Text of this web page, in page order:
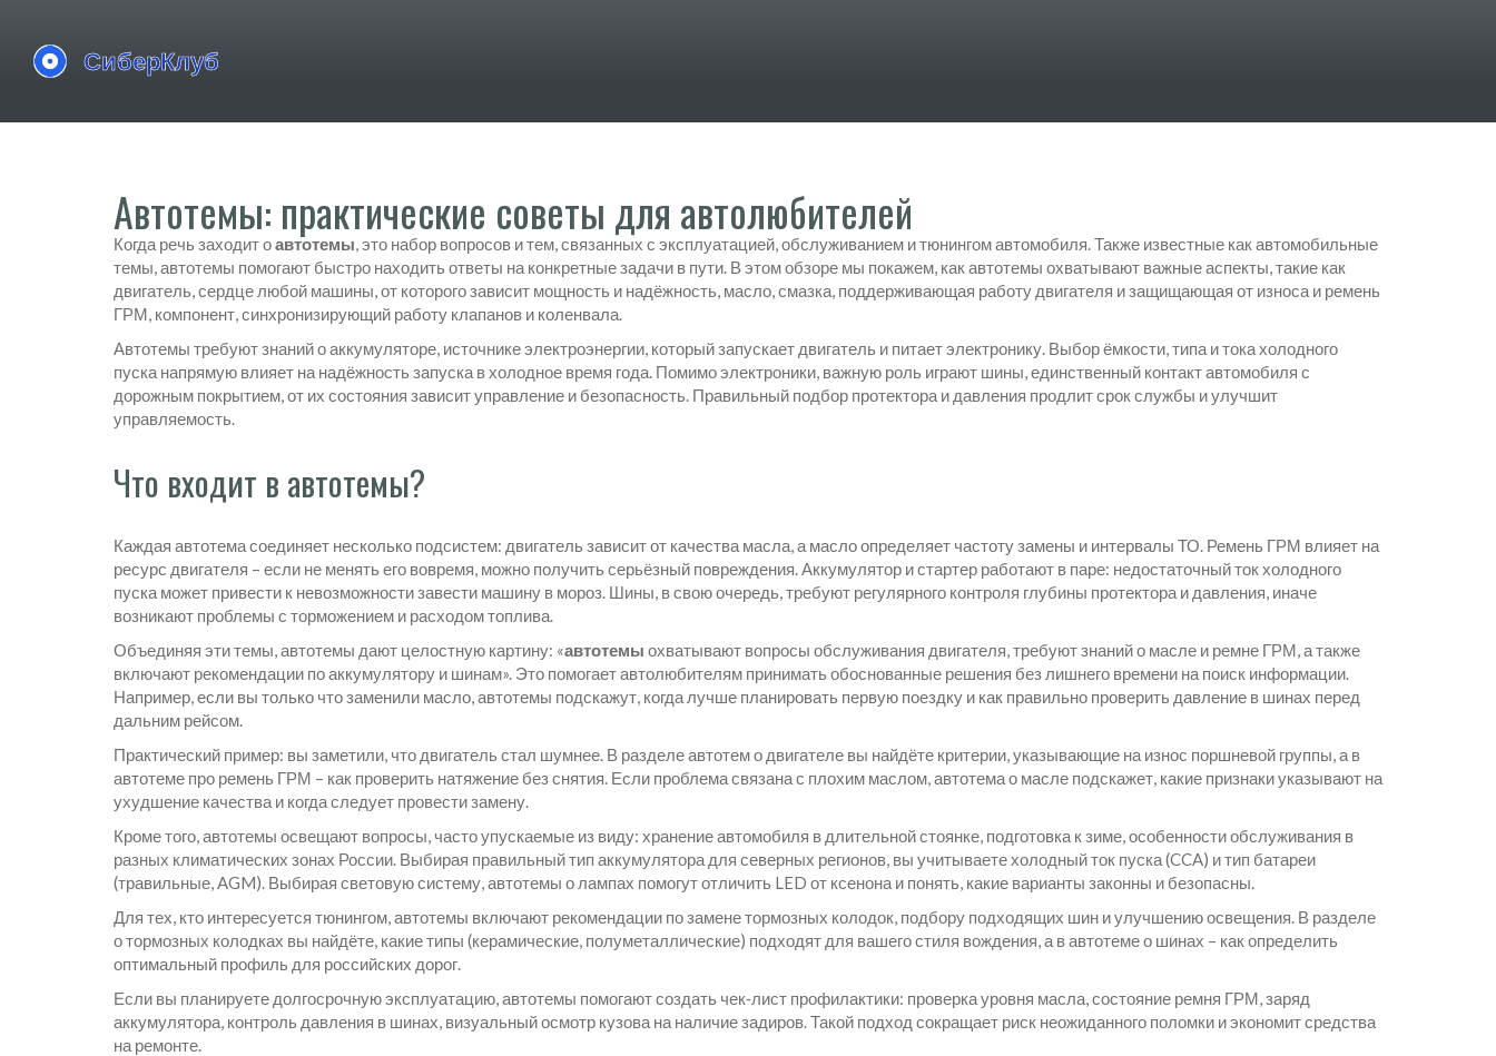
Автотемы: практические советы для автолюбителей
Когда речь заходит оавтотемы,это набор вопросов и тем, связанных с эксплуатацией, обслуживанием и тюнингом автомобиля. Также известные какавтомобильные
темы, автотемы помогают быстро находить ответы на конкретные задачи в пути. В этом обзоре мы покажем, как автотемы охватывают важные аспекты, такие как
двигатель,сердце любой машины, от которого зависит мощность и надёжность, масло,смазка, поддерживающая работу двигателя и защищающая от износа и ремень
ГРМ, компонент, синхронизирующий работу клапанов и коленвала.
Автотемы требуют знаний оаккумуляторе, источнике электроэнергии, который запускает двигатель и питает электронику. Выбор ёмкости, типа и тока холодного
пуска напрямую влияет на надёжность запуска в холодное время года. Помимо электроники, важную роль играют шины,единственный контакт автомобиля с
дорожным покрытием, от их состояния зависит управление и безопасность. Правильный подбор протектора и давления продлит срок службы и улучшит
управляемость.
Что входит в автотемы?
Каждая автотема соединяет несколько подсистем: двигатель зависит от качества масла, а масло определяет частоту замены и интервалы ТО. Ремень ГРМ влияет на
ресурс двигателя – если не менять его вовремя, можно получить серьёзный повреждения. Аккумулятор и стартер работают в паре: недостаточный ток холодного
пуска может привести к невозможности завести машину в мороз. Шины, в свою очередь, требуют регулярного контроля глубины протектора и давления, иначе
возникают проблемы с торможением и расходом топлива.
Объединяя эти темы, автотемы дают целостную картину: «автотемы охватывают вопросы обслуживания двигателя, требуют знаний о масле и ремне ГРМ, а также
включают рекомендации по аккумулятору и шинам». Это помогает автолюбителям принимать обоснованные решения без лишнего времени на поиск информации.
Например, если вы только что заменили масло, автотемы подскажут, когда лучше планировать первую поездку и как правильно проверить давление в шинах перед
дальним рейсом.
Практический пример: вы заметили, что двигатель стал шумнее. В разделе автотем о двигателе вы найдёте критерии, указывающие на износ поршневой группы, а в
автотеме про ремень ГРМ – как проверить натяжение без снятия. Если проблема связана с плохим маслом, автотема о масле подскажет, какие признаки указывают на
ухудшение качества и когда следует провести замену.
Кроме того, автотемы освещают вопросы, часто упускаемые из виду: хранение автомобиля в длительной стоянке, подготовка к зиме, особенности обслуживания в
разных климатических зонах России. Выбирая правильный тип аккумулятора для северных регионов, вы учитываете холодный ток пуска (CCA) и тип батареи
(травильные, AGM). Выбирая световую систему, автотемы о лампах помогут отличить LED от ксенона и понять, какие варианты законны и безопасны.
Для тех, кто интересуется тюнингом, автотемы включают рекомендации по замене тормозных колодок, подбору подходящих шин и улучшению освещения. В разделе
о тормозных колодках вы найдёте, какие типы (керамические, полуметаллические) подходят для вашего стиля вождения, а в автотеме о шинах – как определить
оптимальный профиль для российских дорог.
Если вы планируете долгосрочную эксплуатацию, автотемы помогают создать чек‑лист профилактики: проверка уровня масла, состояние ремня ГРМ, заряд
аккумулятора, контроль давления в шинах, визуальный осмотр кузова на наличие задиров. Такой подход сокращает риск неожиданного поломки и экономит средства
на ремонте.